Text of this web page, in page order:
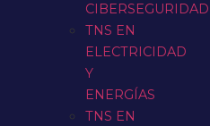
CIBERSEGURIDAD
TNS EN
ELECTRICIDAD
Y
ENERGÍAS
TNS EN